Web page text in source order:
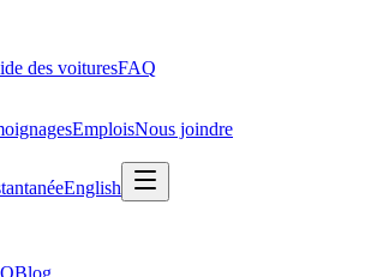
des voituresFAQ
EmploisNous joindre
English
Blog